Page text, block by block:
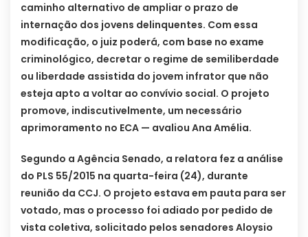
caminho alternativo de ampliar o prazo de
internação dos jovens delinquentes. Com essa
modificação, o juiz poderá, com base no exame
criminológico, decretar o regime de semiliberdade
ou liberdade assistida do jovem infrator que não
esteja apto a voltar ao convívio social. O projeto
promove, indiscutivelmente, um necessário
aprimoramento no ECA — avaliou Ana Amélia.
Segundo a Agência Senado, a relatora fez a análise
do PLS 55/2015 na quarta-feira (24), durante
reunião da CCJ. O projeto estava em pauta para ser
votado, mas o processo foi adiado por pedido de
vista coletiva, solicitado pelos senadores Aloysio